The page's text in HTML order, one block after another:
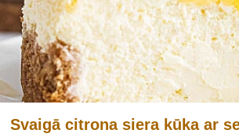
Svaigā citrona siera kūka ar